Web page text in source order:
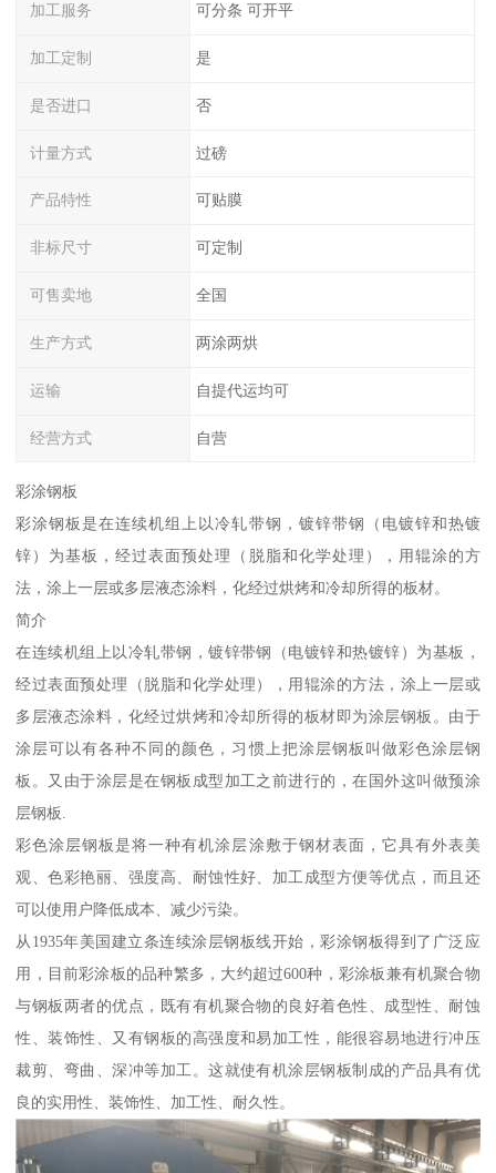
加工服务 可分条 可开平
加工定制 是
是否进口 否
计量方式 过磅
产品特性 可贴膜
非标尺寸 可定制
可售卖地 全国
生产方式 两涂两烘
运输 自提代运均可
经营方式 自营
彩涂钢板
彩涂钢板是在连续机组上以冷轧带钢，镀锌带钢（电镀锌和热镀
锌）为基板，经过表面预处理（脱脂和化学处理），用辊涂的方
法，涂上一层或多层液态涂料，化经过烘烤和冷却所得的板材。
简介
在连续机组上以冷轧带钢，镀锌带钢（电镀锌和热镀锌）为基板，
经过表面预处理（脱脂和化学处理），用辊涂的方法，涂上一层或
多层液态涂料，化经过烘烤和冷却所得的板材即为涂层钢板。由于
涂层可以有各种不同的颜色，习惯上把涂层钢板叫做彩色涂层钢
板。又由于涂层是在钢板成型加工之前进行的，在国外这叫做预涂
层钢板.
彩色涂层钢板是将一种有机涂层涂敷于钢材表面，它具有外表美
观、色彩艳丽、强度高、耐蚀性好、加工成型方便等优点，而且还
可以使用户降低成本、减少污染。
从1935年美国建立条连续涂层钢板线开始，彩涂钢板得到了广泛应
用，目前彩涂板的品种繁多，大约超过600种，彩涂板兼有机聚合物
与钢板两者的优点，既有有机聚合物的良好着色性、成型性、耐蚀
性、装饰性、又有钢板的高强度和易加工性，能很容易地进行冲压
裁剪、弯曲、深冲等加工。这就使有机涂层钢板制成的产品具有优
良的实用性、装饰性、加工性、耐久性。